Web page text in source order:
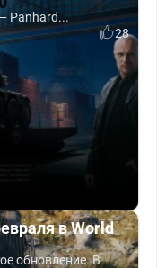
Panhard...
28
в World
обновление. В